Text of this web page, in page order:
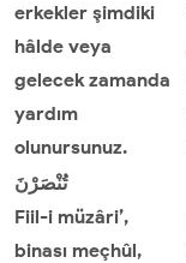
erkekler şimdiki
hâlde veya
gelecek zamanda
yardım
olunursunuz.
تُنْصَرْنَ
Fiil-i müzâri’,
binası meçhûl,